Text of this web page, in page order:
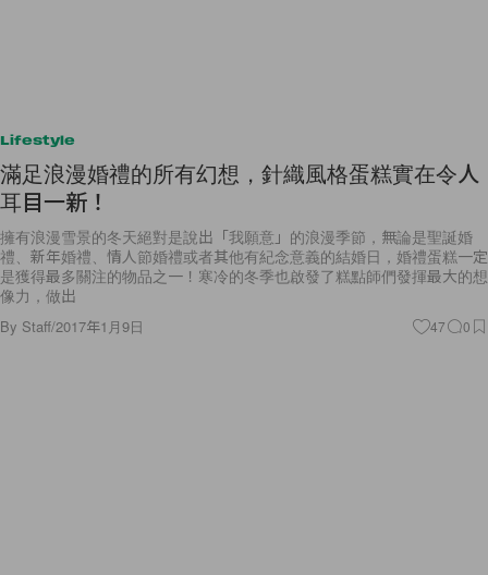
Lifestyle
滿足浪漫婚禮的所有幻想，針織風格蛋糕實在令人
耳目一新！
擁有浪漫雪景的冬天絕對是說出「我願意」的浪漫季節，無論是聖誕婚
禮、新年婚禮、情人節婚禮或者其他有紀念意義的結婚日，婚禮蛋糕一定
是獲得最多關注的物品之一！寒冷的冬季也啟發了糕點師們發揮最大的想
像力，做出
By Staff/2017年1月9日 47 0